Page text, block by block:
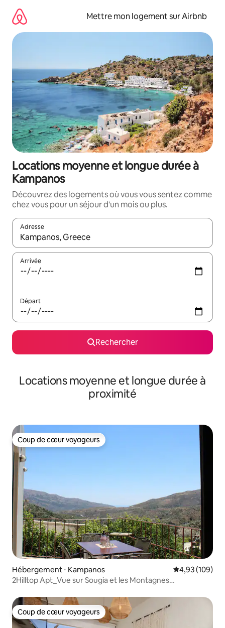
directement
contenu
Mettre mon logement sur Airbnb
Locations moyenne et longue durée à
Kampanos
Découvrez des logements où vous vous sentez comme
chez vous pour un séjour d'un mois ou plus.
Adresse
Lorsque les résultats s'affichent, utilisez les flèches vers le
Arrivée
Départ
Rechercher
Locations moyenne et longue durée à
proximité
Coup de cœur voyageurs
Coup de cœur voyageurs
Hébergement ⋅ Kampanos Évaluation
4,93 (109)
2Hilltop Apt_Vue sur Sougia et les Montagnes
Coup de cœur voyageurs
Coup de cœur voyageurs